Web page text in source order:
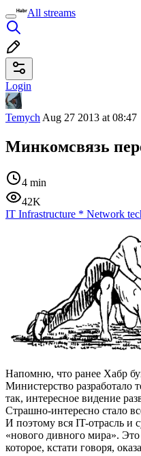
All streams
Login
Temych Aug 27 2013 at 08:47
Минкомсвязь
4 min
42K
IT Infrastructure * Network
Напомню, что ранее Хабр
Министерство разработало
так, интересное видение
Страшно-интересно стало
И поэтому вся IT-отрасль и
«нового дивного мира».
которое, кстати говоря,